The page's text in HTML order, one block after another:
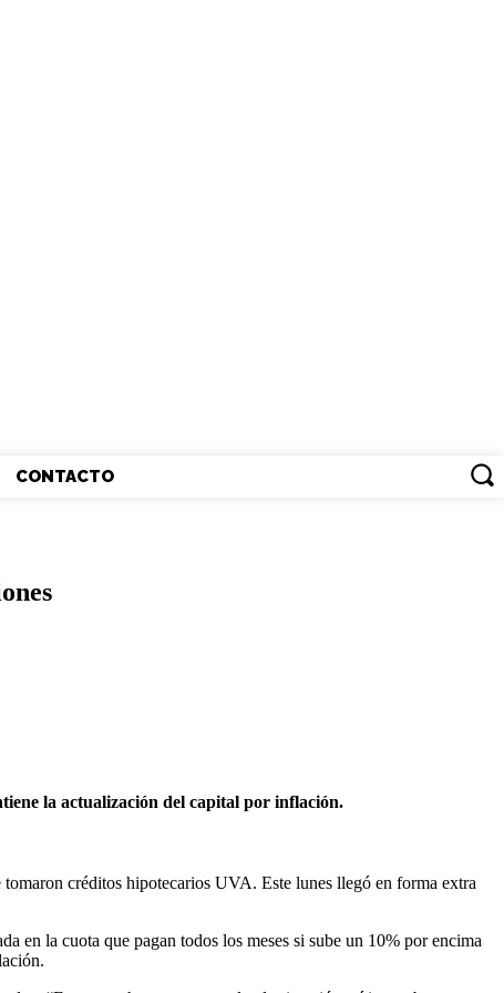
CONTACTO
la actualización del capital por inflación.
créditos hipotecarios UVA. Este lunes llegó en forma extra
en la cuota que pagan todos los meses si sube un 10% por encima